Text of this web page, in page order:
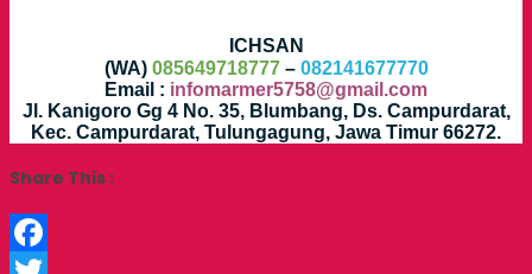
ICHSAN
(WA) 085649718777– 082141677770
Email : infomarmer5758@gmail.com
Jl. Kanigoro Gg 4 No. 35, Blumbang, Ds. Campurdarat,
Kec. Campurdarat, Tulungagung, Jawa Timur 66272.
Share This :